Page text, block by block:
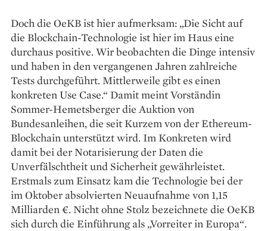
Doch die OeKB ist hier aufmerksam: „Die Sicht auf
die Blockchain-Technologie ist hier im Haus eine
durchaus positive. Wir beobachten die Dinge intensiv
und haben in den vergangenen Jahren zahlreiche
Tests durchgeführt. Mittlerweile gibt es einen
konkreten Use Case.“ Damit meint Vorständin
Sommer-Hemetsberger die Auktion von
Bundesanleihen, die seit Kurzem von der Ethereum-
Blockchain unterstützt wird. Im Konkreten wird
damit bei der Notarisierung der Daten die
Unverfälschtheit und Sicherheit gewährleistet.
Erstmals zum Einsatz kam die Technologie bei der
im Oktober absolvierten Neuaufnahme von 1,15
Milliarden €. Nicht ohne Stolz bezeichnete die OeKB
sich durch die Einführung als „Vorreiter in Europa“.